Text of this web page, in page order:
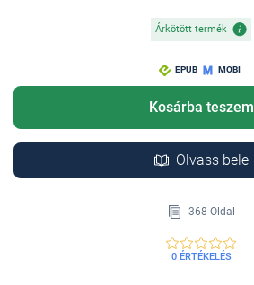
Árkötött termék
EPUB MOBI
Kosárba teszem
Olvass bele
368 Oldal
0 ÉRTÉKELÉS